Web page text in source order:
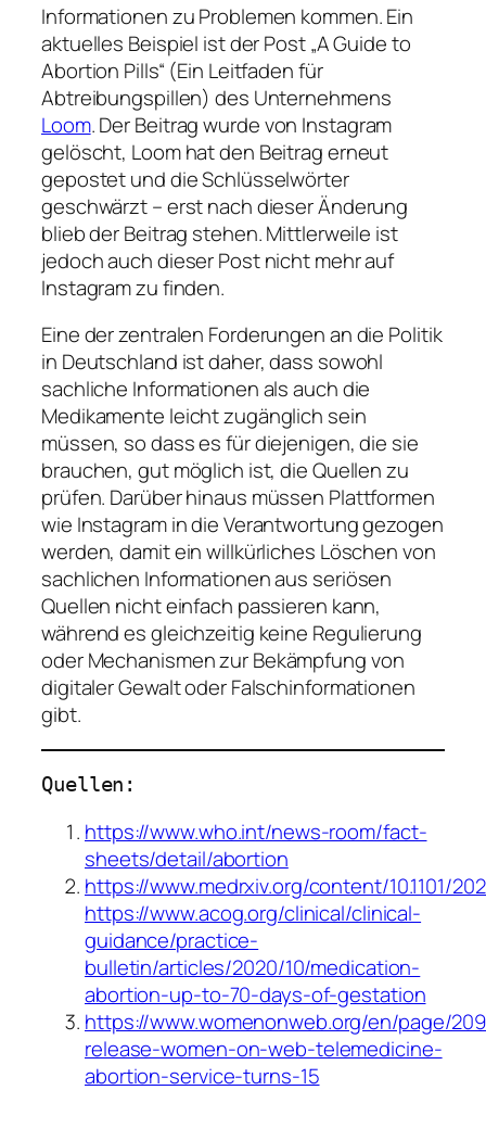
Informationen zu Problemen kommen. Ein
aktuelles Beispiel ist der Post „A Guide to
Abortion Pills“ (Ein Leitfaden für
Abtreibungspillen) des Unternehmens
Loom. Der Beitrag wurde von Instagram
gelöscht, Loom hat den Beitrag erneut
gepostet und die Schlüsselwörter
geschwärzt – erst nach dieser Änderung
blieb der Beitrag stehen. Mittlerweile ist
jedoch auch dieser Post nicht mehr auf
Instagram zu finden.
Eine der zentralen Forderungen an die Politik
in Deutschland ist daher, dass sowohl
sachliche Informationen als auch die
Medikamente leicht zugänglich sein
müssen, so dass es für diejenigen, die sie
brauchen, gut möglich ist, die Quellen zu
prüfen. Darüber hinaus müssen Plattformen
wie Instagram in die Verantwortung gezogen
werden, damit ein willkürliches Löschen von
sachlichen Informationen aus seriösen
Quellen nicht einfach passieren kann,
während es gleichzeitig keine Regulierung
oder Mechanismen zur Bekämpfung von
digitaler Gewalt oder Falschinformationen
gibt.
Quellen:
https://www.who.int/news-room/fact-
sheets/detail/abortion
https://www.medrxiv.org/content/10.1101/
https://www.acog.org/clinical/clinical-
guidance/practice-
bulletin/articles/2020/10/medication-
abortion-up-to-70-days-of-gestation
https://www.womenonweb.org/en/page/
release-women-on-web-telemedicine-
abortion-service-turns-15